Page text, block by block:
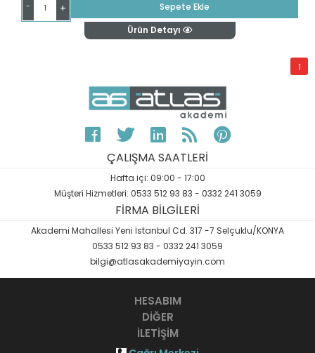
- +
Sepete Ekle
Ürün Detayı
1
ÇALIŞMA SAATLERİ
Hafta içi: 09:00 - 17:00
Müşteri Hizmetleri: 0533 512 93 83 - 0332 241 3059
FİRMA BİLGİLERİ
Akademi Mahallesi Yeni İstanbul Cd. 317 -7 Selçuklu/KONYA
0533 512 93 83 - 0332 241 3059
bilgi@atlasakademiyayin.com
HESABIM
DİĞER
İLETİŞİM